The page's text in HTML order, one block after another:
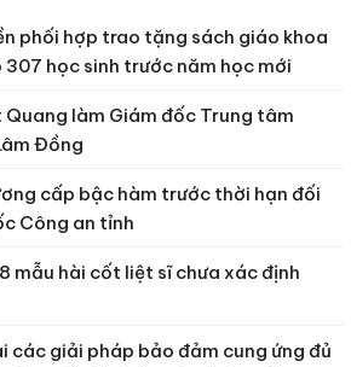
phối hợp trao tặng sách giáo khoa
học sinh trước năm học mới
Quang làm Giám đốc Trung tâm
Đồng
cấp bậc hàm trước thời hạn đối
Công an tỉnh
mẫu hài cốt liệt sĩ chưa xác định
các giải pháp bảo đảm cung ứng đủ